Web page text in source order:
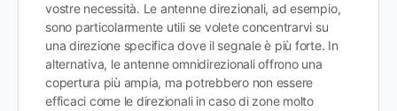
vostre necessità. Le antenne direzionali, ad esempio,
sono particolarmente utili se volete concentrarvi su
una direzione specifica dove il segnale è più forte. In
alternativa, le antenne omnidirezionali offrono una
copertura più ampia, ma potrebbero non essere
efficaci come le direzionali in caso di zone molto